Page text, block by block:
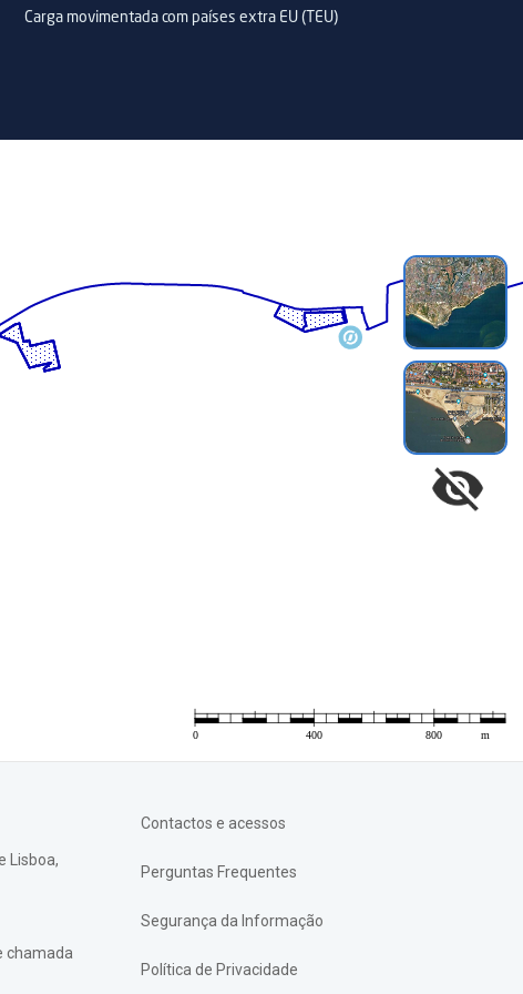
Carga movimentada com países extra EU (TEU)
Lisboa,
chamada
Contactos e acessos
Perguntas Frequentes
Segurança da Informação
Política de Privacidade